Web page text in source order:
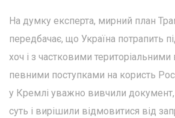
На думку експерта, мирний план
передбачає, що Україна потрапить
хоч і з частковими територіальними
певними поступками на користь
у Кремлі уважно вивчили документ,
суть і вирішили відмовитися від